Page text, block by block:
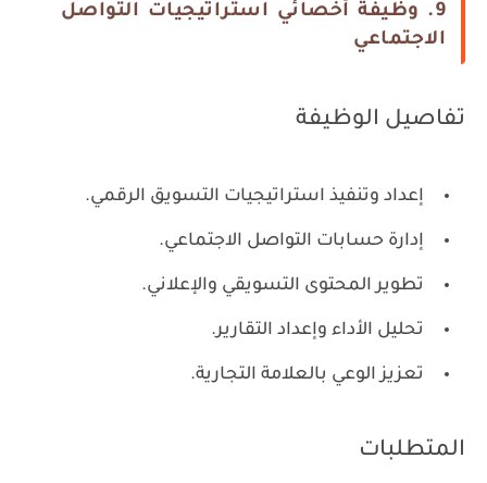
9. وظيفة أخصائي استراتيجيات التواصل
الاجتماعي
تفاصيل الوظيفة
إعداد وتنفيذ استراتيجيات التسويق الرقمي.
إدارة حسابات التواصل الاجتماعي.
تطوير المحتوى التسويقي والإعلاني.
تحليل الأداء وإعداد التقارير.
تعزيز الوعي بالعلامة التجارية.
المتطلبات